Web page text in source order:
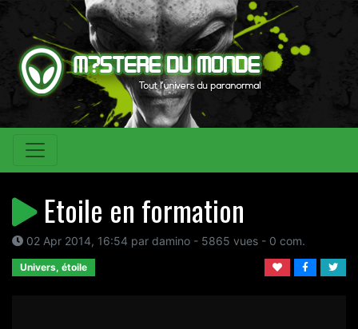
Etoile en formation
02 Apr 2014, 16:54 par damino - 5865 vues - 0 com.
Univers, étoile